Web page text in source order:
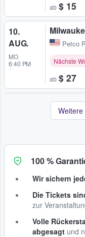
ab $ 15
10.
AUG.
MO
6:40 PM
Petco
Nächste
ab $ 27
Weitere
100 %
Wir sichern
Die Tickets
zur
Volle
abgesagt und